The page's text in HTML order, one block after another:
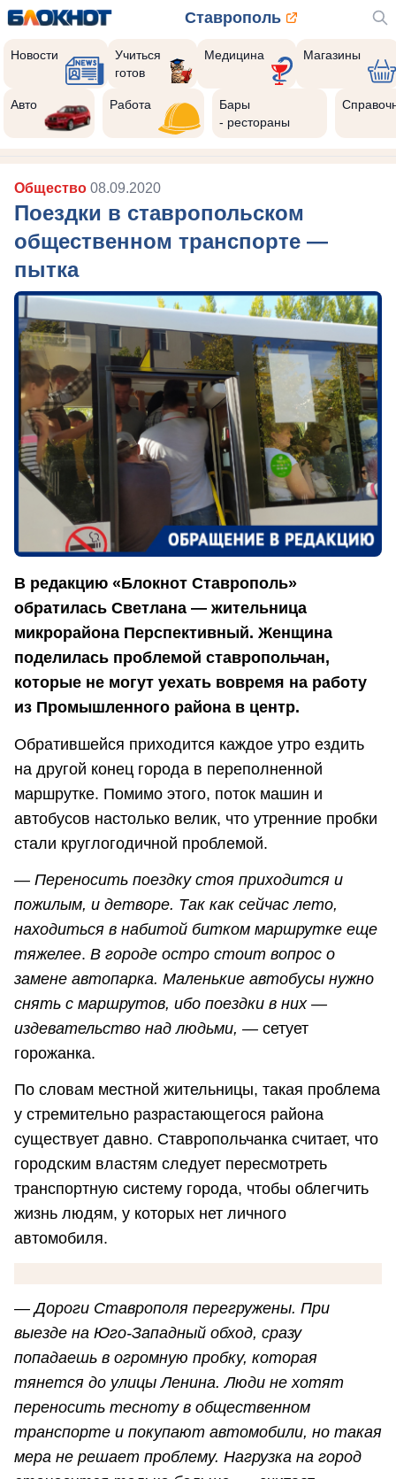
Ставрополь
Новости
Учиться
готов
Медицина Магазины
Авто Работа
Бары
- рестораны
Общество 08.09.2020
Поездки в ставропольском
общественном транспорте ―
пытка
В редакцию «Блокнот Ставрополь»
обратилась Светлана ― жительница
микрорайона Перспективный. Женщина
поделилась проблемой ставропольчан,
которые не могут уехать вовремя на работу
из Промышленного района в центр.
Обратившейся приходится каждое утро ездить
на другой конец города в переполненной
маршрутке. Помимо этого, поток машин и
автобусов настолько велик, что утренние пробки
стали круглогодичной проблемой.
― Переносить поездку стоя приходится и
пожилым, и детворе. Так как сейчас лето,
находиться в набитой битком маршрутке еще
тяжелее. В городе остро стоит вопрос о
замене автопарка. Маленькие автобусы нужно
снять с маршрутов, ибо поездки в них ―
издевательство над людьми, ― сетует
горожанка.
По словам местной жительницы, такая проблема
у стремительно разрастающегося района
существует давно. Ставропольчанка считает, что
городским властям следует пересмотреть
транспортную систему города, чтобы облегчить
жизнь людям, у которых нет личного
автомобиля.
― Дороги Ставрополя перегружены. При
выезде на Юго-Западный обход, сразу
попадаешь в огромную пробку, которая
тянется до улицы Ленина. Люди не хотят
переносить тесноту в общественном
транспорте и покупают автомобили, но такая
мера не решает проблему. Нагрузка на город